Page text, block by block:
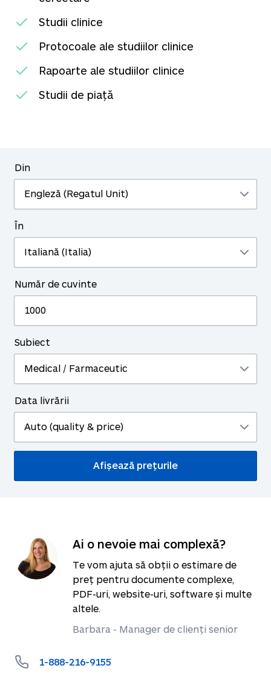
Studii clinice
Protocoale ale studiilor clinice
Rapoarte ale studiilor clinice
Studii de piață
Din
În
Număr de cuvinte
Subiect
Data livrării
Ai o nevoie mai complexă?
Te vom ajuta să obții o estimare de
preț pentru documente complexe,
PDF-uri, website-uri, software și multe
altele.
Barbara - Manager de clienți senior
1-888-216-9155